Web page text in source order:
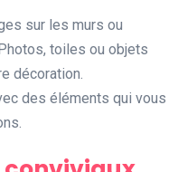
sur les murs ou
toiles ou objets
décoration.
des éléments qui vous